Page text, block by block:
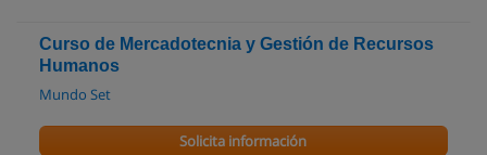
Curso de Mercadotecnia y Gestión de Recursos
Humanos
Mundo Set
Solicita información